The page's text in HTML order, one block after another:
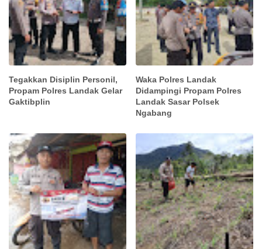
Tegakkan Disiplin Personil,
Propam Polres Landak Gelar
Gaktibplin
Waka Polres Landak
Didampingi Propam Polres
Landak Sasar Polsek
Ngabang